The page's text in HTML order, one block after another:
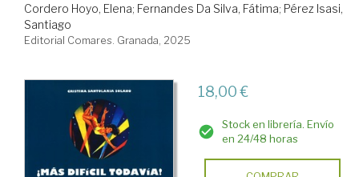
Cordero Hoyo, Elena; Fernandes Da Silva, Fátima; Pérez Isasi,
Santiago
Editorial Comares. Granada, 2025
18,00 €
Stock en librería. Envío
en 24/48 horas